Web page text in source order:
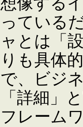
っている
ャとは「
りも具体
で、ビジ
「詳細」
フレーム